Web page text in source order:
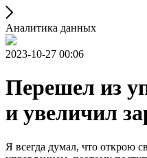
Аналитика данных
2023-10-27 00:06
Перешел из
и увеличил
Я всегда думал, что открою